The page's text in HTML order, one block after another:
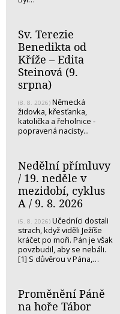
Sv. Terezie
Benedikta od
Kříže – Edita
Steinová (9.
srpna)
(8. 8. 2026) Německá
židovka, křesťanka,
katolička a řeholnice -
popravená nacisty...
Nedělní přímluvy
/ 19. neděle v
mezidobí, cyklus
A / 9. 8. 2026
(5. 8. 2026) Učedníci dostali
strach, když viděli Ježíše
kráčet po moři. Pán je však
povzbudil, aby se nebáli.
[1] S důvěrou v Pána,…
Proměnění Páně
na hoře Tábor